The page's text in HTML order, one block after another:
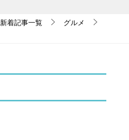
新着記事一覧
グルメ